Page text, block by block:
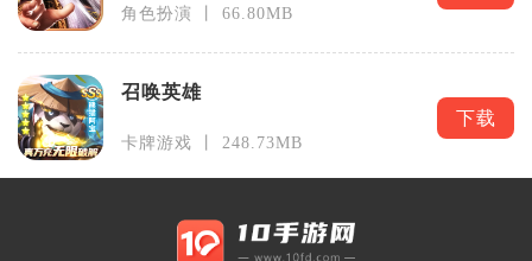
角色扮演 丨 66.80MB
召唤英雄
卡牌游戏 丨 248.73MB
下载